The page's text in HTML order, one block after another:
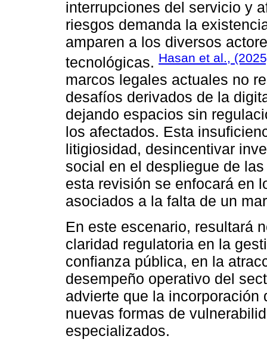
interrupciones del servicio y
riesgos demanda la
amparen a los diversos
tecnológicas. Hasan et al.,
marcos legales actuales no
desafíos derivados de la
dejando espacios sin
los afectados. Esta
litigiosidad, desincentivar
social en el despliegue de
esta revisión se enfocará en
asociados a la falta de un
En este escenario, resultará
claridad regulatoria en la
confianza pública, en la
desempeño operativo del
advierte que la
nuevas formas de
especializados.